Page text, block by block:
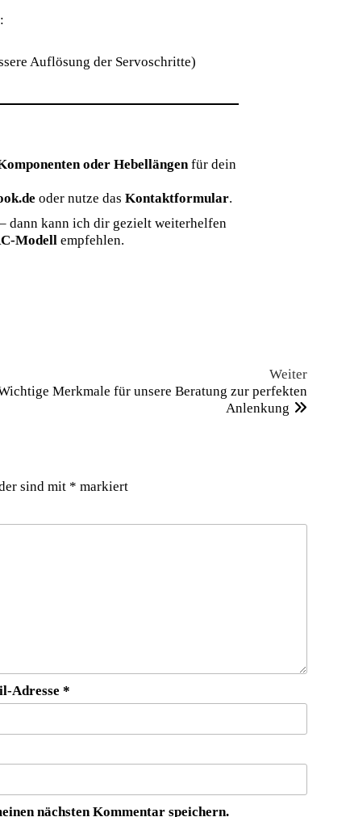
Auflösung der Servoschritte)
oder Hebellängenfür dein
oder nutze das Kontaktformular.
dann kann ich dir gezielt weiterhelfen
Modell empfehlen.
Nächster
Beitrag
Weiter
Merkmale für unsere Beratung zur perfekten
Anlenkung
sind mit * markiert
Adresse *
nächsten Kommentar speichern.